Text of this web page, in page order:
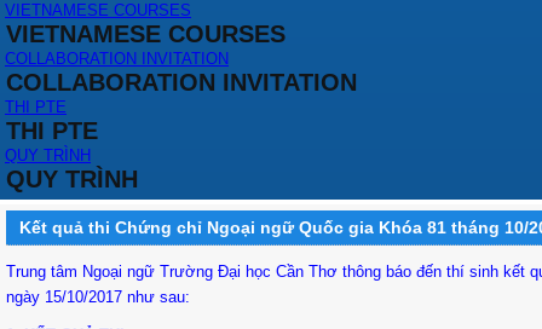
VIETNAMESE COURSES
VIETNAMESE COURSES
COLLABORATION INVITATION
COLLABORATION INVITATION
THI PTE
THI PTE
QUY TRÌNH
QUY TRÌNH
Kết quả thi Chứng chỉ Ngoại ngữ Quốc gia Khóa 81 tháng 10/
Trung tâm Ngoại ngữ Trường Đại học Cần Thơ thông báo đến thí sinh kết
ngày 15/10/2017 như sau: